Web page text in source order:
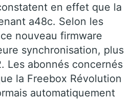
en effet que la
a48c. Selon les
nouveau firmware
synchronisation, plus
Les abonnés concernés
la Freebox Révolution
automatiquement